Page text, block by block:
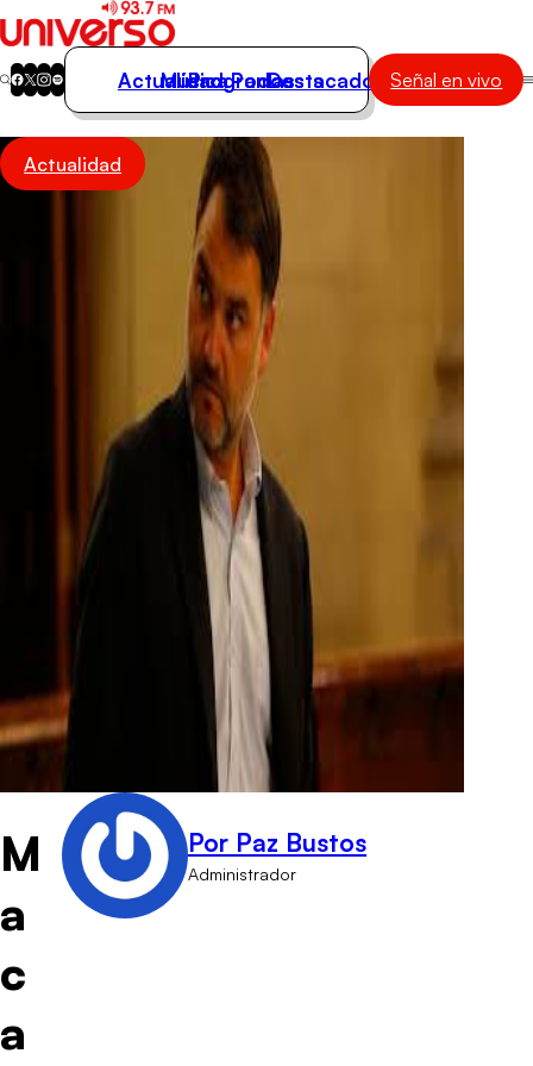
Actualidad
Música
Actualidad
Música
Programas
Podcasts
Destacados Señal en vivo
Actualidad
M
a
c
a
Por Paz Bustos
Administrador